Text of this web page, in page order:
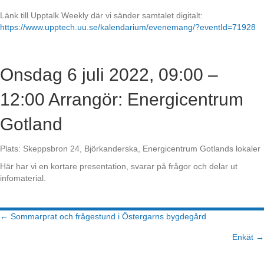
Länk till Upptalk Weekly där vi sänder samtalet digitalt:
https://www.upptech.uu.se/kalendarium/evenemang/?eventId=71928
Onsdag 6 juli 2022, 09:00 –
12:00 Arrangör: Energicentrum
Gotland
Plats: Skeppsbron 24, Björkanderska, Energicentrum Gotlands lokaler
Här har vi en kortare presentation, svarar på frågor och delar ut
infomaterial.
Posts
← Sommarprat och frågestund i Östergarns bygdegård
Enkät →